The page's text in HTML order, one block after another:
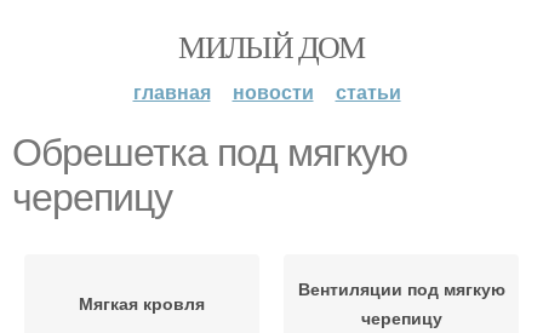
МИЛЫЙ ДОМ
главная новости статьи
Обрешетка под мягкую
черепицу
Мягкая кровля
Вентиляции под мягкую
черепицу